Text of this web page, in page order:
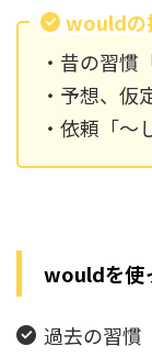
wouldの
・昔の習慣
・予想、仮
・依頼「～
wouldを使
過去の習慣